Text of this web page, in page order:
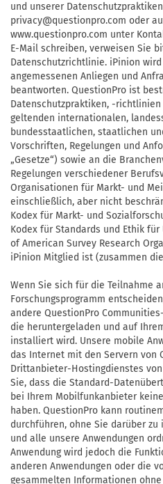
und unserer
privacy@questionpro.com oder
www.questionpro.com unter
E-Mail schreiben, verweisen Sie
Datenschutzrichtlinie. iPinion
angemessenen Anliegen und
beantworten. QuestionPro ist
Datenschutzpraktiken, -
geltenden internationalen,
bundesstaatlichen, staatlichen
Vorschriften, Regelungen und
„Gesetze“) sowie an die
Regelungen verschiedener
Organisationen für Markt- und
einschließlich, aber nicht
Kodex für Markt- und
Kodex für Standards und Ethik
of American Survey Research
iPinion Mitglied ist (zusammen die
Wenn Sie sich für die Teilnahme
Forschungsprogramm
andere QuestionPro
die heruntergeladen und auf
installiert wird. Unsere mobile
das Internet mit den Servern von
Drittanbieter-Hostingdienstes
Sie, dass die Standard-
bei Ihrem Mobilfunkanbieter
haben. QuestionPro kann
durchführen, ohne Sie darüber
und alle unsere Anwendungen
Anwendung wird jedoch die
anderen Anwendungen oder die
gesammelten Informationen